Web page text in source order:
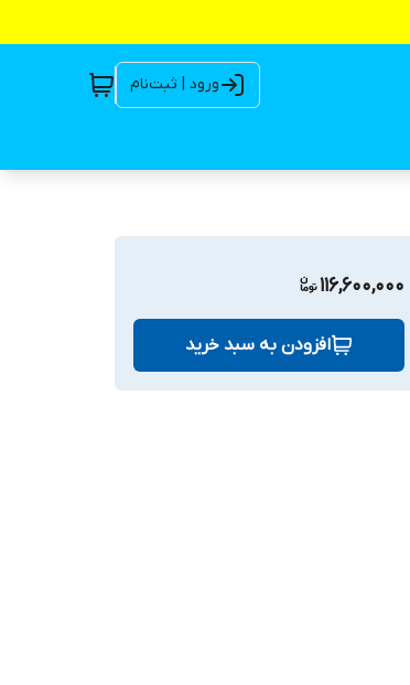
ورود | ثبت‌نام
116,600,000
افزودن به سبد خرید